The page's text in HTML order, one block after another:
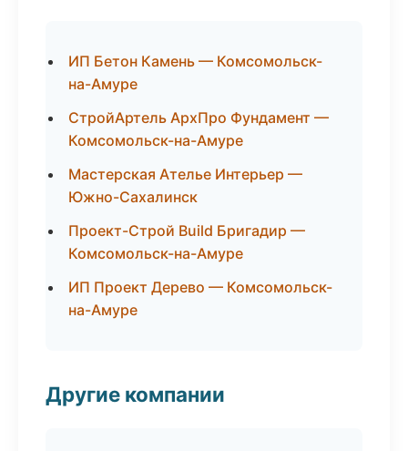
ИП Бетон Камень — Комсомольск-
на-Амуре
СтройАртель АрхПро Фундамент —
Комсомольск-на-Амуре
Мастерская Ателье Интерьер —
Южно-Сахалинск
Проект-Строй Build Бригадир —
Комсомольск-на-Амуре
ИП Проект Дерево — Комсомольск-
на-Амуре
Другие компании